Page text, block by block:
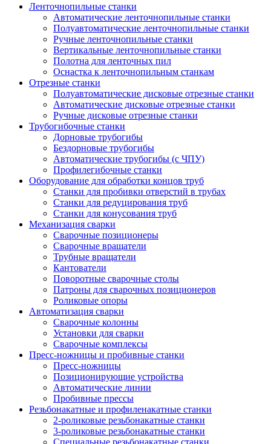
Ленточнопильные станки
Автоматические ленточнопильные станки
Полуавтоматические ленточнопильные станки
Ручные ленточнопильные станки
Вертикальные ленточнопильные станки
Полотна для ленточных пил
Оснастка к ленточнопильным станкам
Отрезные станки
Полуавтоматические дисковые отрезные станки
Автоматические дисковые отрезные станки
Ручные дисковые отрезные станки
Трубогибочные станки
Дорновые трубогибы
Бездорновые трубогибы
Автоматические трубогибы (с ЧПУ)
Профилегибочные станки
Оборудование для обработки концов труб
Станки для пробивки отверстий в трубах
Станки для редуцирования труб
Станки для конусования труб
Механизация сварки
Сварочные позиционеры
Сварочные вращатели
Трубные вращатели
Кантователи
Поворотные сварочные столы
Патроны для сварочных позиционеров
Роликовые опоры
Автоматизация сварки
Сварочные колонны
Установки для сварки
Сварочные комплексы
Пресс-ножницы и пробивные станки
Пресс-ножницы
Позиционирующие устройства
Автоматические линии
Пробивные прессы
Резьбонакатные и профиленакатные станки
2-роликовые резьбонакатные станки
3-роликовые резьбонакатные станки
Специальные резьбонакатные станки